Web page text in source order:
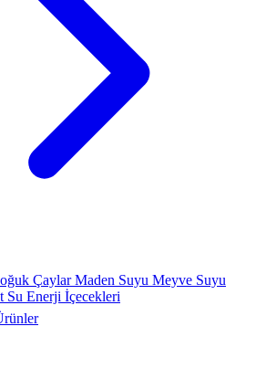
ÇaylarMaden Suyu Meyve Suyu
Su Enerji İçecekleri